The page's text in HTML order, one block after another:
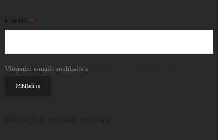
E-MAIL
Vložením e-mailu souhlasíte s
Přihlásit se